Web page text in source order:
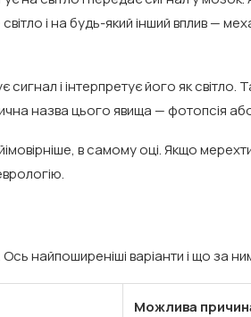
і на будь-який інший вплив —
і інтерпретує його як світло.
назва цього явища — фотопсія
в самому оці. Якщо
найпоширеніші варіанти і що за
Можлива